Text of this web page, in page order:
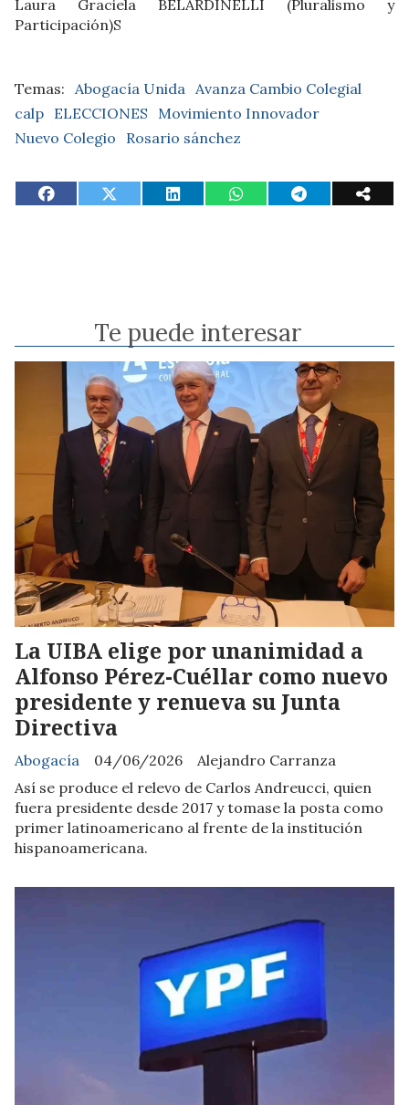
Laura Graciela BELARDINELLI (Pluralismo y
Participación)S
Abogacía Unida Avanza Cambio Colegial
calp ELECCIONES
Movimiento Innovador
Nuevo Colegio
Rosario sánchez
Te puede interesar
La UIBA elige por unanimidad a
Alfonso Pérez-Cuéllar como nuevo
presidente y renueva su Junta
Directiva
Alejandro Carranza
Abogacía
04/06/2026
Así se produce el relevo de Carlos Andreucci, quien
fuera presidente desde 2017 y tomase la posta como
primer latinoamericano al frente de la institución
hispanoamericana.